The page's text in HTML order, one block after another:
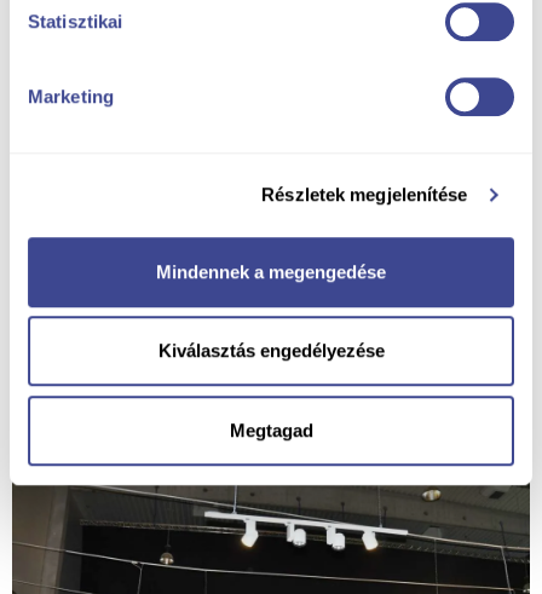
Statisztikai
Marketing
Részletek megjelenítése
Mindennek a megengedése
Kiválasztás engedélyezése
Megtagad
orizont proiectat
Întreaga deschidere a scenei de la MÜPA a trebuit să
fie acoperită pentru a o face multifuncțională în
timpul spectacolului Csongor és Tünde.